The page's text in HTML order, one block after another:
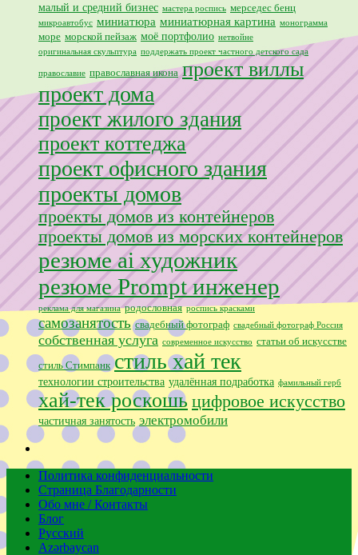
малый и средний бизнес мастера роспись мерседес бенц
микроавтобус миниатюра миниатюрная картина монограмма
море морской пейзаж моё портфолио нетвойне
оригинальная скульптура поддержать проект частного детского сада
православие православная икона проект виллы
проект дома
проект жилого здания
проект коттеджа
проект офисного здания
проекты домов
проекты домов из контейнеров
проекты домов из морских контейнеров
резюме ai художник
резюме Prompt инженер
реклама для магазина родословная роспись красками
самозанятость свадебный фотограф свадебный фотограф Россия
собственная услуга современное искусство статьи об искусстве
стиль Стимпанк стиль хай тек
технологии строительства удалённая подработка фамильный герб
хай-тек роскошь цифровое искусство
частичная занятость электромобили
Политика конфиденциальности
Страница Благодарности
Обо мне / Контакты
Блог
Русский
Azərbaycan